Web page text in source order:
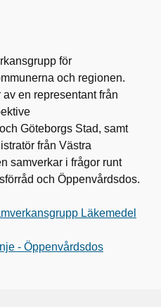
för
och regionen.
en representant från
Göteborgs Stad, samt
från Västra
samverkar i frågor runt
och Öppenvårdsdos.
Läkemedel
- Öppenvårdsdos